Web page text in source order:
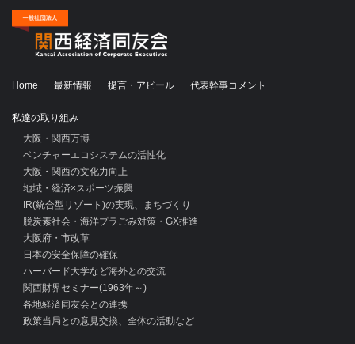
Home 最新情報 提言・アピール 代表幹事コメント
私達の取り組み
大阪・関西万博
ベンチャーエコシステムの活性化
大阪・関西の文化力向上
地域・経済×スポーツ振興
IR(統合型リゾート)の実現、まちづくり
脱炭素社会・海洋プラごみ対策・GX推進
大阪府・市改革
日本の安全保障の確保
ハーバード大学など海外との交流
関西財界セミナー(1963年～)
各地経済同友会との連携
政策当局との意見交換、全体の活動など